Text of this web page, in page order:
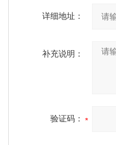
详细地址：
补充说明：
验证码：